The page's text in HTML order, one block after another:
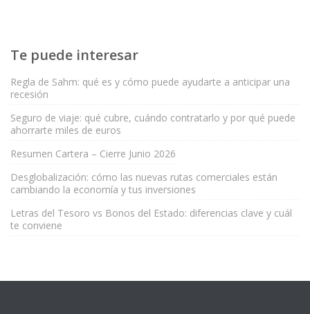
Te puede interesar
Regla de Sahm: qué es y cómo puede ayudarte a anticipar una
recesión
Seguro de viaje: qué cubre, cuándo contratarlo y por qué puede
ahorrarte miles de euros
Resumen Cartera – Cierre Junio 2026
Desglobalización: cómo las nuevas rutas comerciales están
cambiando la economía y tus inversiones
Letras del Tesoro vs Bonos del Estado: diferencias clave y cuál
te conviene